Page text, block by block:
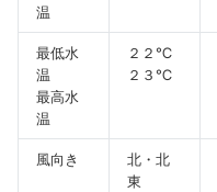
温
最低水
温
最高水
温
２２℃
２３℃
風向き
北・北
東